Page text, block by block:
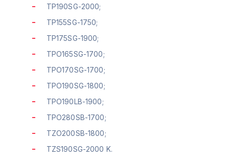
TP190SG-2000;
TP155SG-1750;
TP175SG-1900;
TPO165SG-1700;
TPO170SG-1700;
TPO190SG-1800;
TPO190LB-1900;
TPO280SB-1700;
TZO200SB-1800;
TZS190SG-2000 K.